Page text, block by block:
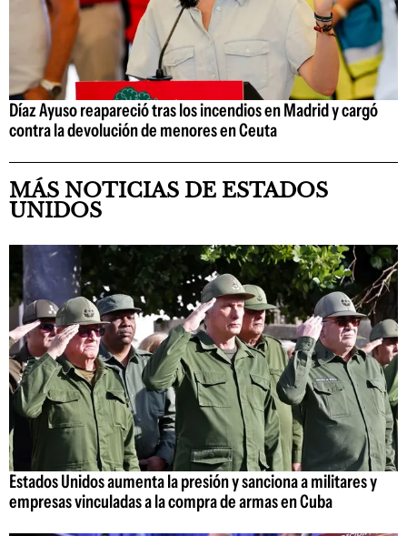
Díaz Ayuso reapareció tras los incendios en Madrid y cargó
contra la devolución de menores en Ceuta
MÁS NOTICIAS DE ESTADOS
UNIDOS
Estados Unidos aumenta la presión y sanciona a militares y
empresas vinculadas a la compra de armas en Cuba